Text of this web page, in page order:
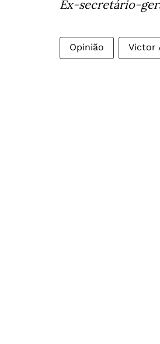
Ex-secretário-
Opinião Victor